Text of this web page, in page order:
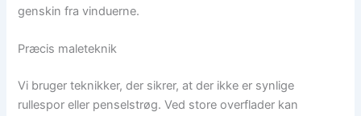
genskin fra vinduerne.
Præcis maleteknik
Vi bruger teknikker, der sikrer, at der ikke er synlige
rullespor eller penselstrøg. Ved store overflader kan